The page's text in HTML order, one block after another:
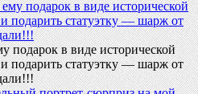
подарок в виде исторической
подарить статуэтку — шарж от